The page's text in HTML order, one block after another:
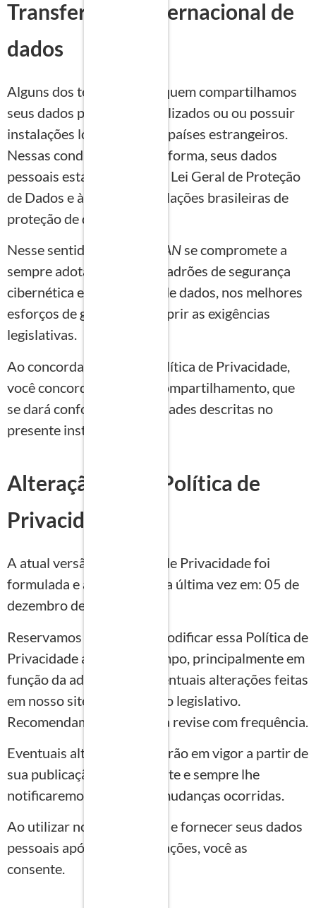
Transferência internacional de
dados
Alguns dos terceiros com quem compartilhamos
seus dados podem ser localizados ou ou possuir
instalações localizadas em países estrangeiros.
Nessas condições, de toda forma, seus dados
pessoais estarão sujeitos à Lei Geral de Proteção
de Dados e às demais legislações brasileiras de
proteção de dados
Nesse sentido, a
INOVAPLANse compromete a
sempre adotar eficientes padrões de segurança
cibernética e de proteção de dados, nos melhores
esforços de garantir e cumprir as exigências
legislativas.
Ao concordar com essa Política de Privacidade,
você concorda com esse compartilhamento, que
se dará conforme as finalidades descritas no
presente instrumento.
Alteração desta Política de
Privacidade
A atual versão da Política de Privacidade foi
formulada e atualizada pela última vez em: 05 de
dezembro de 2023.
Reservamos o direito de modificar essa Política de
Privacidade a qualquer tempo, principalmente em
função da adequação a eventuais alterações feitas
em nosso site ou em âmbito legislativo.
Recomendamos que você a revise com frequência.
Eventuais alterações entrarão em vigor a partir de
sua publicação em nosso site e sempre lhe
notificaremos acerca das mudanças ocorridas.
Ao utilizar nossos serviços e fornecer seus dados
pessoais após tais modificações, você as
consente.